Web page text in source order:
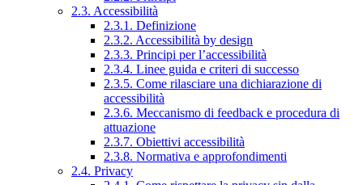
2.3. Accessibilità
2.3.1. Definizione
2.3.2. Accessibilità by design
2.3.3. Principi per l’accessibilità
2.3.4. Linee guida e criteri di successo
2.3.5. Come rilasciare una dichiarazione di
accessibilità
2.3.6. Meccanismo di feedback e procedura di
attuazione
2.3.7. Obiettivi accessibilità
2.3.8. Normativa e approfondimenti
2.4. Privacy